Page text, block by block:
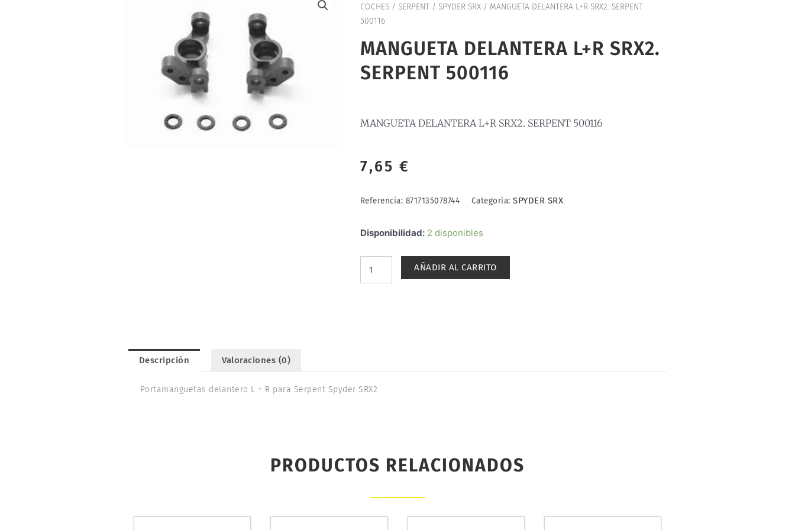
COCHES/ SERPENT/ SPYDER SRX/ MANGUETA DELANTERA L+R SRX2. SERPENT
500116
MANGUETA DELANTERA L+R SRX2.
SERPENT 500116
MANGUETA DELANTERA L+R SRX2. SERPENT 500116
7,65 €
Referencia: 8717135078744 Categoría:SPYDER SRX
Disponibilidad: 2 disponibles
MANGUETA
SRX2.
AÑADIR AL CARRITO
Descripción Valoraciones (0)
Portamanguetas delantero L + R para Serpent Spyder SRX2
PRODUCTOS RELACIONADOS